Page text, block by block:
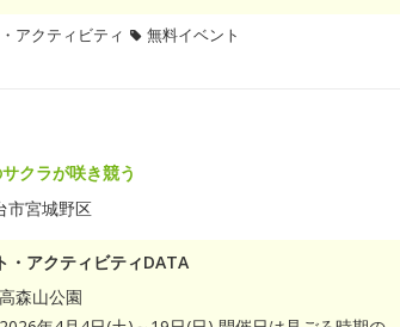
アクティビティ 無料イベント
クラが咲き競う
市宮城野区
・アクティビティDATA
高森山公園